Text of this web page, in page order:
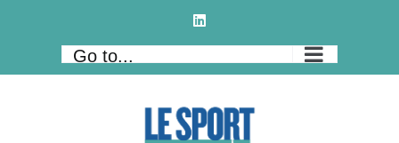
LinkedIn
Go to...